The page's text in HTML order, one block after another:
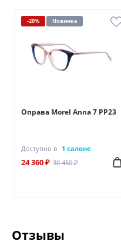
-20% Новинка
Оправа Morel Anna 7 PP23
Доступно в 1 салоне
24 360 ₽ 30 450 ₽
Отзывы